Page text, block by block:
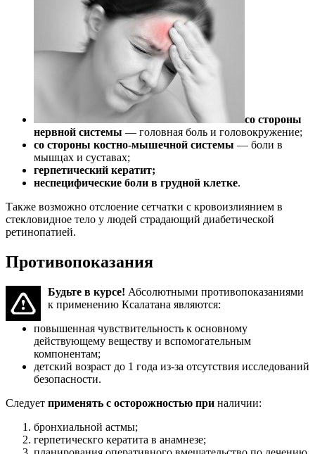
со стороны
нервной системы — головная боль и головокружение;
со стороны костно-мышечной системы — боли в
мышцах и суставах;
герпетический кератит;
неспецифические боли в грудной клетке.
Также возможно отслоение сетчатки с кровоизлиянием в
стекловидное тело у людей страдающий диабетической
ретинопатией.
Противопоказания
Будьте в курсе! Абсолютными противопоказаниями
к применению Ксалатана являются:
повышенная чувствительность к основному
действующему веществу и вспомогательным
компонентам;
детский возраст до 1 года из-за отсутствия исследований
безопасности.
Следует применять с осторожностью при наличии:
бронхиальной астмы;
герпетическго кератита в анамнезе;